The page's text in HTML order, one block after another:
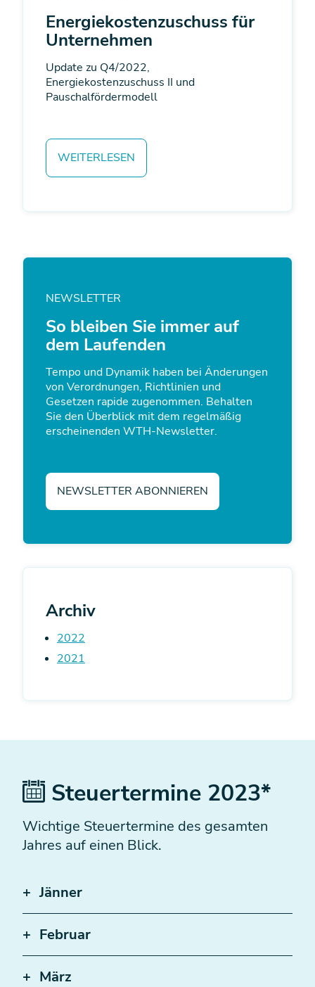
Energiekostenzuschuss für
Unternehmen
Update zu Q4/2022,
Energiekostenzuschuss II und
Pauschalfördermodell
WEITERLESEN
NEWSLETTER
So bleiben Sie immer auf
dem Laufenden
Tempo und Dynamik haben bei Änderungen
von Verordnungen, Richtlinien und
Gesetzen rapide zugenommen. Behalten
Sie den Überblick mit dem regelmäßig
erscheinenden WTH-Newsletter.
NEWSLETTER ABONNIEREN
Archiv
2022
2021
Steuertermine 2023*
Wichtige Steuertermine des gesamten
Jahres auf einen Blick.
Jänner
Februar
März